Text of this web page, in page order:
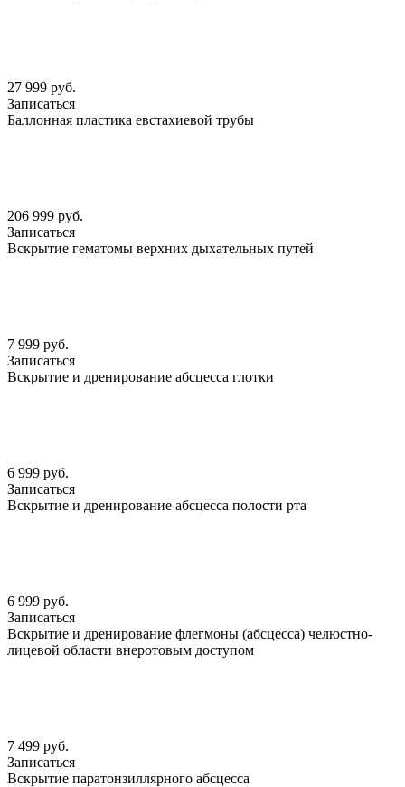
27 999 руб.
Записаться
Баллонная пластика евстахиевой трубы
206 999 руб.
Записаться
Вскрытие гематомы верхних дыхательных путей
7 999 руб.
Записаться
Вскрытие и дренирование абсцесса глотки
6 999 руб.
Записаться
Вскрытие и дренирование абсцесса полости рта
6 999 руб.
Записаться
Вскрытие и дренирование флегмоны (абсцесса) челюстно-
лицевой области внеротовым доступом
7 499 руб.
Записаться
Вскрытие паратонзиллярного абсцесса